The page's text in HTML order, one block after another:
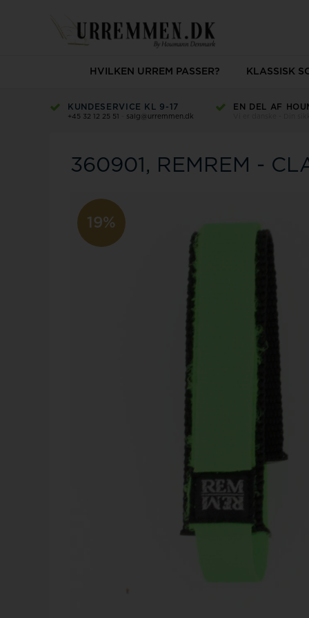
HVILKEN URREM PASSER? KLASSISK
KUNDESERVICE KL 9-17
+45 32 12 25 51 salg@urremmen.dk
EN DEL AF
360901, REMREM -
19%